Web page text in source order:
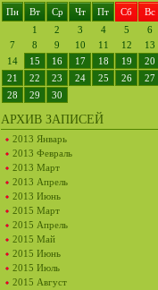
Пн Вт Ср Чт Пт Сб
Вс
1
2 3 4 5
6
7
8 9 10 11 12
13
14
15 16 17 18 19
20
21
22 23 24 25 26
27
28
29 30
АРХИВ ЗАПИСЕЙ
2013 Январь
2013 Февраль
2013 Март
2013 Апрель
2013 Июнь
2015 Март
2015 Апрель
2015 Май
2015 Июнь
2015 Июль
2015 Август